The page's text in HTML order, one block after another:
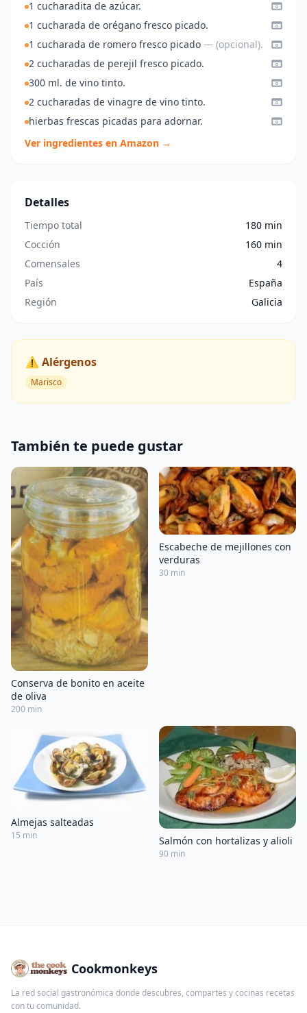
1 cucharadita de azúcar.
1 cucharada de orégano fresco picado.
1 cucharada de romero fresco picado — (opcional).
2 cucharadas de perejil fresco picado.
300 ml. de vino tinto.
2 cucharadas de vinagre de vino tinto.
hierbas frescas picadas para adornar.
Ver ingredientes en Amazon →
Detalles
Tiempo total
180 min
Cocción
160 min
Comensales
4
País
España
Región
Galicia
⚠️ Alérgenos
Marisco
También te puede gustar
Conserva de bonito en aceite
de oliva
200 min
Escabeche de mejillones con
verduras
30 min
Almejas salteadas
15 min Salmón con hortalizas y alioli
90 min
Cookmonkeys
La red social gastronómica donde descubres, compartes y cocinas recetas
con tu comunidad.